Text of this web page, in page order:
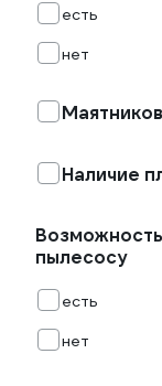
есть
нет
Наличие
пылесосу
есть
нет